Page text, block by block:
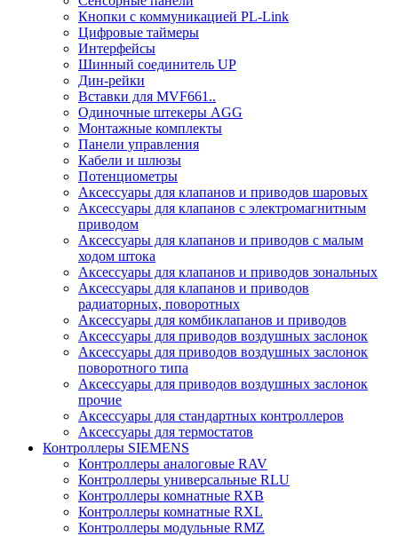
Кнопки с коммуникацией PL-Link
Цифровые таймеры
Интерфейсы
Шинный соединитель UP
Дин-рейки
Вставки для MVF661..
Одиночные штекеры AGG
Монтажные комплекты
Панели управления
Кабели и шлюзы
Потенциометры
Аксессуары для клапанов и приводов шаровых
Аксессуары для клапанов с электромагнитным
приводом
Аксессуары для клапанов и приводов с малым
ходом штока
Аксессуары для клапанов и приводов зональных
Аксессуары для клапанов и приводов
радиаторных, поворотных
Аксессуары для комбиклапанов и приводов
Аксессуары для приводов воздушных заслонок
Аксессуары для приводов воздушных заслонок
поворотного типа
Аксессуары для приводов воздушных заслонок
прочие
Аксессуары для стандартных контроллеров
Аксессуары для термостатов
Контроллеры SIEMENS
Контроллеры аналоговые RAV
Контроллеры универсальные RLU
Контроллеры комнатные RXB
Контроллеры комнатные RXL
Контроллеры модульные RMZ